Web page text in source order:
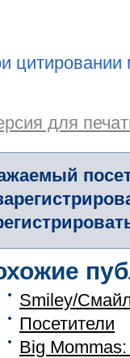
цитировании
для
Smiley/
Посетители
Big